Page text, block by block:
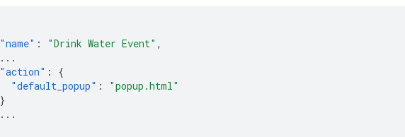
"name" : "Drink Water Event" ,
...
"action" :
{
"default_popup" :
"popup.html"
}
...